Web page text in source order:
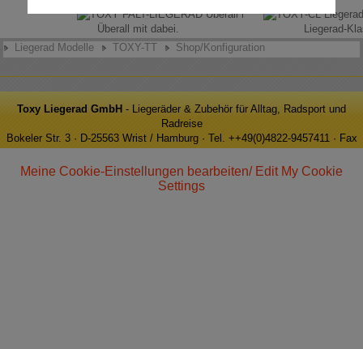
Überall mit dabei.
Liegerad-
Liegerad Modelle
TOXY-TT Shop/Konfiguration
Toxy Liegerad GmbH - Liegeräder & Zubehör für Alltag, Radsport und
Radreise
Bokeler Str. 3 · D-25563 Wrist / Hamburg · Tel. ++49(0)4822-9457411 · Fax
Meine Cookie-Einstellungen bearbeiten/ Edit My Cookie
Settings